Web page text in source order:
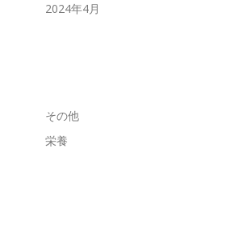
2024年4月
その他
栄養